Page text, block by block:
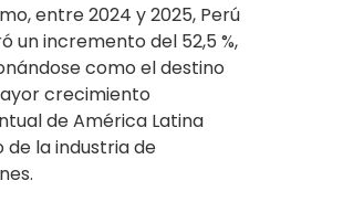
entre 2024 y 2025, Perú
un incremento del 52,5 %,
como el destino
crecimiento
de América Latina
de la industria de